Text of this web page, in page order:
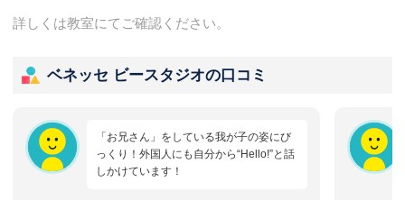
詳しくは教室にてご確認ください。
ベネッセ ビースタジオの口コミ
「お兄さん」をしている我が子の姿にび
っくり！外国人にも自分から“Hello!”と話
しかけています！